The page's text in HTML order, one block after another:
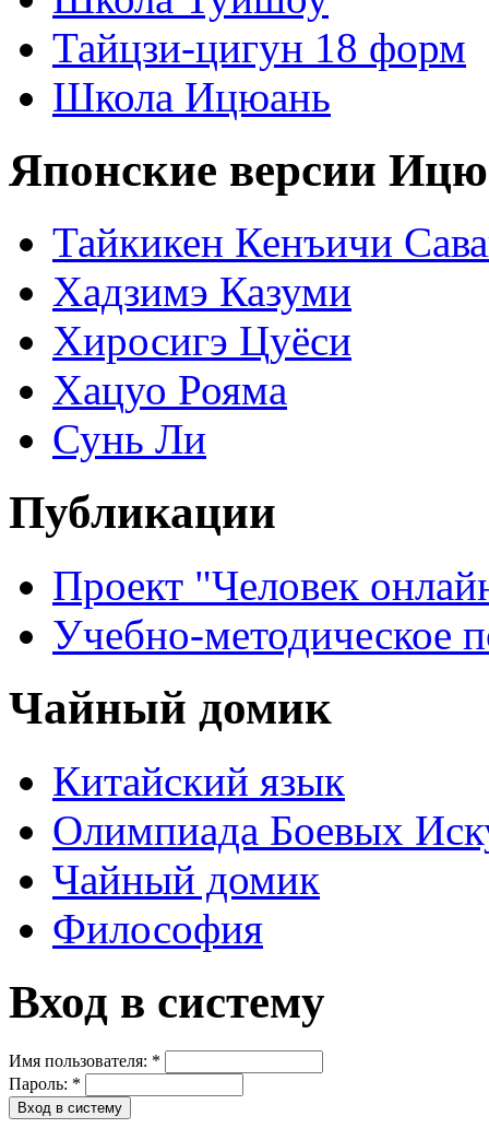
Тайцзи-цигун 18 форм
Школа Ицюань
Японские версии
Тайкикен Кенъичи
Хадзимэ Казуми
Хиросигэ Цуёси
Хацуо Рояма
Сунь Ли
Публикации
Проект "Человек
Учебно-методическое
Чайный домик
Китайский язык
Олимпиада Боевых
Чайный домик
Философия
Вход в систему
Имя пользователя: *
Пароль: *